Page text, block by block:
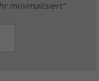
minimalisiert"